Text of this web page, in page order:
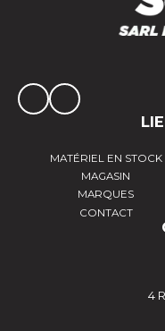
MATÉRIEL EN STOCK
MAGASIN
MARQUES
CONTACT
4